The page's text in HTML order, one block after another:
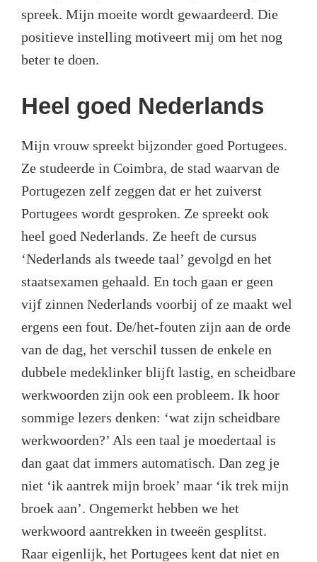
spreek. Mijn moeite wordt gewaardeerd. Die
positieve instelling motiveert mij om het nog
beter te doen.
Heel goed Nederlands
Mijn vrouw spreekt bijzonder goed Portugees.
Ze studeerde in Coimbra, de stad waarvan de
Portugezen zelf zeggen dat er het zuiverst
Portugees wordt gesproken. Ze spreekt ook
heel goed Nederlands. Ze heeft de cursus
‘Nederlands als tweede taal’ gevolgd en het
staatsexamen gehaald. En toch gaan er geen
vijf zinnen Nederlands voorbij of ze maakt wel
ergens een fout. De/het-fouten zijn aan de orde
van de dag, het verschil tussen de enkele en
dubbele medeklinker blijft lastig, en scheidbare
werkwoorden zijn ook een probleem. Ik hoor
sommige lezers denken: ‘wat zijn scheidbare
werkwoorden?’ Als een taal je moedertaal is
dan gaat dat immers automatisch. Dan zeg je
niet ‘ik aantrek mijn broek’ maar ‘ik trek mijn
broek aan’. Ongemerkt hebben we het
werkwoord aantrekken in tweeën gesplitst.
Raar eigenlijk, het Portugees kent dat niet en